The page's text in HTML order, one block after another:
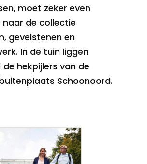
moet zeker even
naar de collectie
gevelstenen en
In de tuin liggen
hekpijlers van de
Schoonoord.